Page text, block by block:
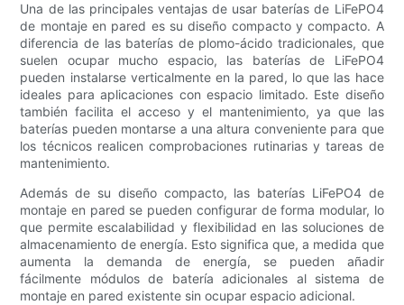
Una de las principales ventajas de usar baterías de LiFePO4
de montaje en pared es su diseño compacto y compacto. A
diferencia de las baterías de plomo-ácido tradicionales, que
suelen ocupar mucho espacio, las baterías de LiFePO4
pueden instalarse verticalmente en la pared, lo que las hace
ideales para aplicaciones con espacio limitado. Este diseño
también facilita el acceso y el mantenimiento, ya que las
baterías pueden montarse a una altura conveniente para que
los técnicos realicen comprobaciones rutinarias y tareas de
mantenimiento.
Además de su diseño compacto, las baterías LiFePO4 de
montaje en pared se pueden configurar de forma modular, lo
que permite escalabilidad y flexibilidad en las soluciones de
almacenamiento de energía. Esto significa que, a medida que
aumenta la demanda de energía, se pueden añadir
fácilmente módulos de batería adicionales al sistema de
montaje en pared existente sin ocupar espacio adicional.